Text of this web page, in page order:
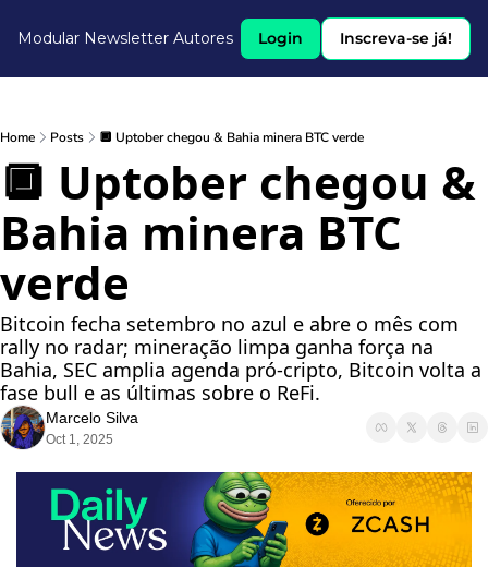
Modular Newsletter Autores Login Inscreva-se já!
Home Posts 🔲 Uptober chegou & Bahia minera BTC verde
🔲 Uptober chegou &
Bahia minera BTC
verde
Bitcoin fecha setembro no azul e abre o mês com
rally no radar; mineração limpa ganha força na
Bahia, SEC amplia agenda pró-cripto, Bitcoin volta a
fase bull e as últimas sobre o ReFi.
Marcelo Silva
Oct 1, 2025